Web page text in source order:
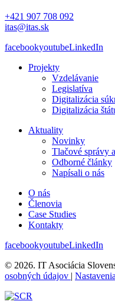
+421 907 708 092
itas@itas.sk
facebookyoutubeLinkedIn
Projekty
Vzdelávanie
Legislatíva
Digitalizácia
Digitalizácia
Aktuality
Novinky
Tlačové správy
Odborné články
Napísali o nás
O nás
Členovia
Case Studies
Kontakty
facebookyoutubeLinkedIn
© 2026. IT Asociácia
osobných údajov |